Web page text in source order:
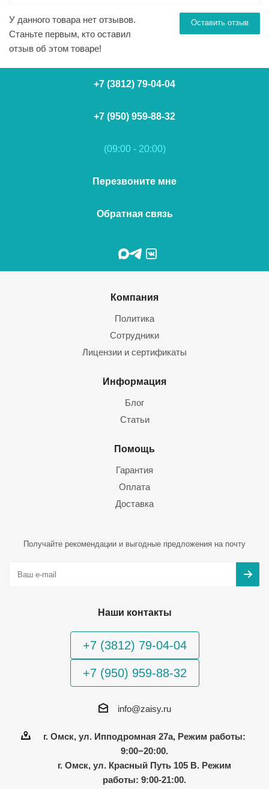
Оставить отзыв
У данного товара нет отзывов.
Станьте первым, кто оставил
отзыв об этом товаре!
+7 (3812) 79-04-04
+7 (950) 959-88-32
(09:00 - 20:00)
Перезвоните мне
Обратная связь
Компания
Политика
Сотрудники
Лицензии и сертификаты
Информация
Блог
Статьи
Помощь
Гарантия
Оплата
Доставка
Получайте рекомендации и выгодные предложения на почту
Наши контакты
+7 (3812) 79-04-04
+7 (950) 959-88-32
info@zaisy.ru
г. Омск, ул. Ипподромная 27а, Режим работы:
9:00−20:00.
г. Омск, ул. Красный Путь 105 В. Режим
работы: 9:00-21:00.